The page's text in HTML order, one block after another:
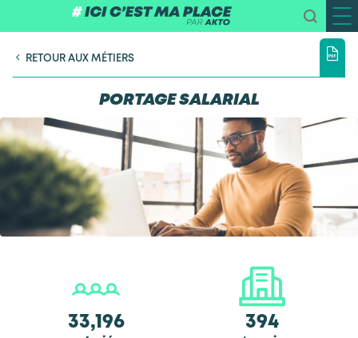
RETOUR AUX MÉTIERS
PORTAGE SALARIAL
33,196 394